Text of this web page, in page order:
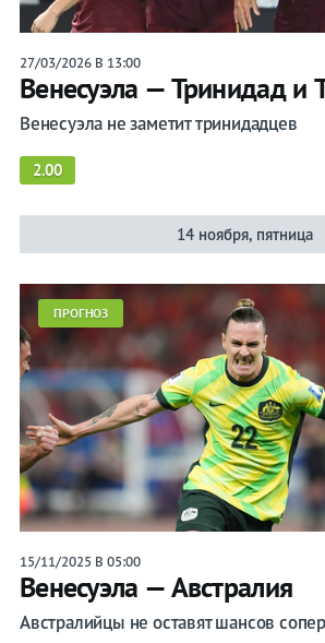
27/03/2026 В 13:00
Венесуэла — Тринидад и
Венесуэла не заметит тринидадцев
2.00
14 ноября, пятница
ПРОГНОЗ
15/11/2025 В 05:00
Венесуэла — Австралия
Австралийцы не оставят шансов